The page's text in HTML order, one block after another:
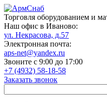
Торговля оборудованием и
Наш офис в Иваново:
ул. Некрасова, д.57
Электронная почта:
aps-net@yandex.ru
Звоните с 9:00 до 17:00
+7 (4932) 58-18-58
Заказать звонок